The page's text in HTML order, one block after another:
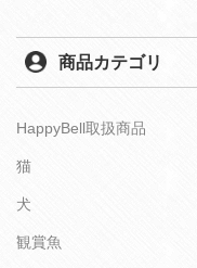
商品カテゴリ
HappyBell取扱商品
猫
犬
観賞魚